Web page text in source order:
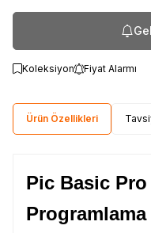
Koleksiyon Fiyat Alarmı
Ürün Özellikleri
​Pic Basic